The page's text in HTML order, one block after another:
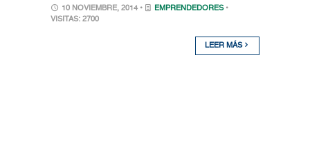
10 NOVIEMBRE, 2014 • EMPRENDEDORES •
VISITAS: 2700
LEER MÁS